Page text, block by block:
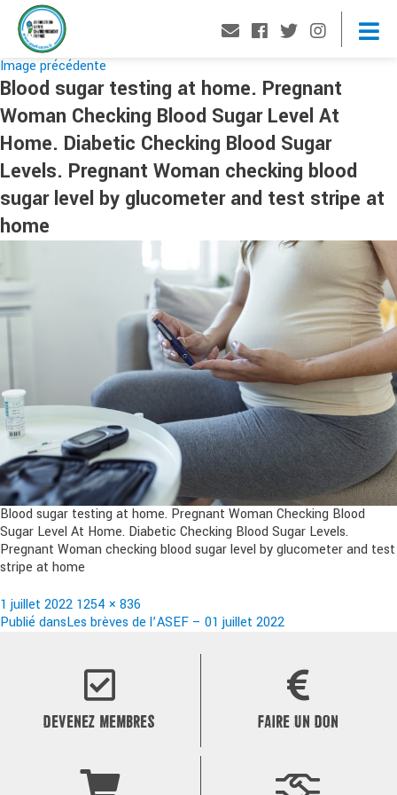
Image précédente
Blood sugar testing at home. Pregnant
Woman Checking Blood Sugar Level At
Home. Diabetic Checking Blood Sugar
Levels. Pregnant Woman checking blood
sugar level by glucometer and test stripe at
home
Blood sugar testing at home. Pregnant Woman Checking Blood
Sugar Level At Home. Diabetic Checking Blood Sugar Levels.
Pregnant Woman checking blood sugar level by glucometer and test
stripe at home
Publié
le
1 juillet 2022 Taille
réelle
1254 × 836
Navigation
Publié dansLes brèves de l’ASEF – 01 juillet 2022
DEVENEZ MEMBRES FAIRE UN DON